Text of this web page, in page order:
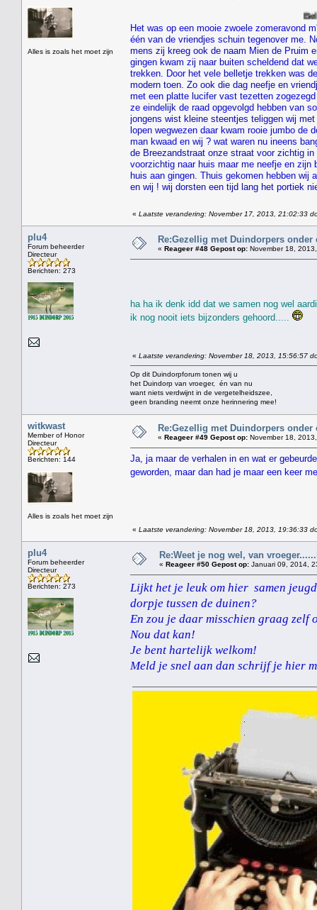
Alles is zoals het moet zijn
Belhamel
Het was op een mooie zwoele zomeravond
één van de vriendjes schuin tegenover me.
mens zij kreeg ook de naam Mien de Pruim
gingen kwam zij naar buiten scheldend dat
trekken. Door het vele belletje trekken was
modern toen. Zo ook die dag neefje en
met een platte lucifer vast tezetten
ze eindelijk de raad opgevolgd hebben van
jongens wist kleine steentjes teliggen wij
lopen wegwezen daar kwam rooie jumbo de
man kwaad en wij ? wat waren nu ineens
de Breezandstraat onze straat voor zichtig
voorzichtig naar huis maar me neefje en zijn
huis aan gingen. Thuis gekomen hebben wij
en wij ! wij dorsten een tijd lang het portiek
« Laatste verandering: November 17, 2013, 21:02:33
plu4
Forum beheerder
Directeur
Berichten: 273
Re:Gezellig met Duindorpers
« Reageer #48 Gepost op: November 18,
ha ha ik denk idd dat we samen nog wel
ik nog nooit iets bijzonders gehoord.....
« Laatste verandering: November 18, 2013, 15:56:57
Op dit Duindorpforum tonen wij u
het Duindorp van vroeger, én van nu
want niets verdwijnt in de vergetelheidszee,
geen branding neemt onze herinnering mee!
witkwast
Member of Honor
Directeur
Berichten: 144
Alles is zoals het moet zijn
Re:Gezellig met Duindorpers
« Reageer #49 Gepost op: November 18,
Ja, ja maar de verhalen in en wat er
geworden, maar dan had je maar een keer
« Laatste verandering: November 18, 2013, 19:36:33
plu4
Forum beheerder
Directeur
Berichten: 273
Re:Weet je nog wel, van
« Reageer #50 Gepost op: Januari 09, 2014,
Lijkt het je leuk om hier samen
dorpje tussen de duinen?
En zou je daar misschien graag zelf
Nou dat kan!
Je bent hartelijk welkom!
Meld je snel aan dan schrijf je hier